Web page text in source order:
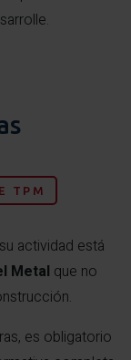
TPM
actividad está
Metal que no
es obligatorio